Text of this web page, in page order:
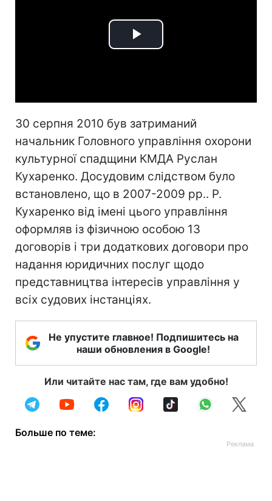
Play
30 серпня 2010 був затриманий
начальник Головного управління охорони
культурної спадщини КМДА Руслан
Кухаренко. Досудовим слідством було
встановлено, що в 2007-2009 рр.. Р.
Кухаренко від імені цього управління
оформляв із фізичною особою 13
договорів і три додаткових договори про
надання юридичних послуг щодо
представництва інтересів управління у
всіх судових інстанціях.
Не упустите главное! Подпишитесь на
наши обновления в Google!
Или читайте нас там, где вам удобно!
Больше по теме: